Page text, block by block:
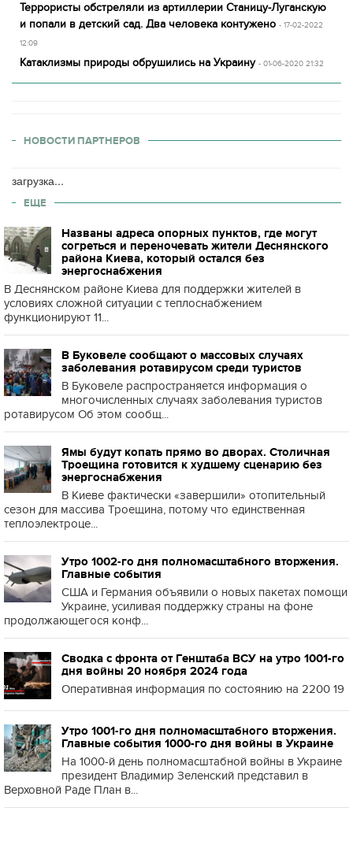
Террористы обстреляли из артиллерии Станицу-Луганскую
и попали в детский сад. Два человека контужено - 17-02-2022
12:09
Катаклизмы природы обрушились на Украину - 01-06-2020 21:32
НОВОСТИ ПАРТНЕРОВ
загрузка...
ЕЩЕ
Названы адреса опорных пунктов, где могут
согреться и переночевать жители Деснянского
района Киева, который остался без
энергоснабжения
В Деснянском районе Киева для поддержки жителей в
условиях сложной ситуации с теплоснабжением
функционируют 11...
В Буковеле сообщают о массовых случаях
заболевания ротавирусом среди туристов
В Буковеле распространяется информация о
многочисленных случаях заболевания туристов
ротавирусом Об этом сообщ...
Ямы будут копать прямо во дворах. Столичная
Троещина готовится к худшему сценарию без
энергоснабжения
В Киеве фактически «завершили» отопительный
сезон для массива Троещина, потому что единственная
теплоэлектроце...
Утро 1002-го дня полномасштабного вторжения.
Главные события
США и Германия объявили о новых пакетах помощи
Украине, усиливая поддержку страны на фоне
продолжающегося конф...
Сводка с фронта от Генштаба ВСУ на утро 1001-го
дня войны 20 ноября 2024 года
Оперативная информация по состоянию на 2200 19
Утро 1001-го дня полномасштабного вторжения.
Главные события 1000-го дня войны в Украине
На 1000-й день полномасштабной войны в Украине
президент Владимир Зеленский представил в
Верховной Раде План в...